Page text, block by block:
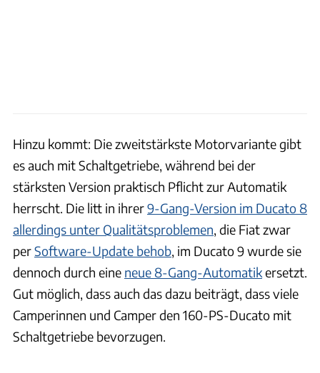
Hinzu kommt: Die zweitstärkste Motorvariante gibt
es auch mit Schaltgetriebe, während bei der
stärksten Version praktisch Pflicht zur Automatik
herrscht. Die litt in ihrer9-Gang-Version im Ducato 8
allerdings unter Qualitätsproblemen, die Fiat zwar
perSoftware-Update behob, im Ducato 9 wurde sie
dennoch durch eine neue 8-Gang-Automatikersetzt.
Gut möglich, dass auch das dazu beiträgt, dass viele
Camperinnen und Camper den 160-PS-Ducato mit
Schaltgetriebe bevorzugen.